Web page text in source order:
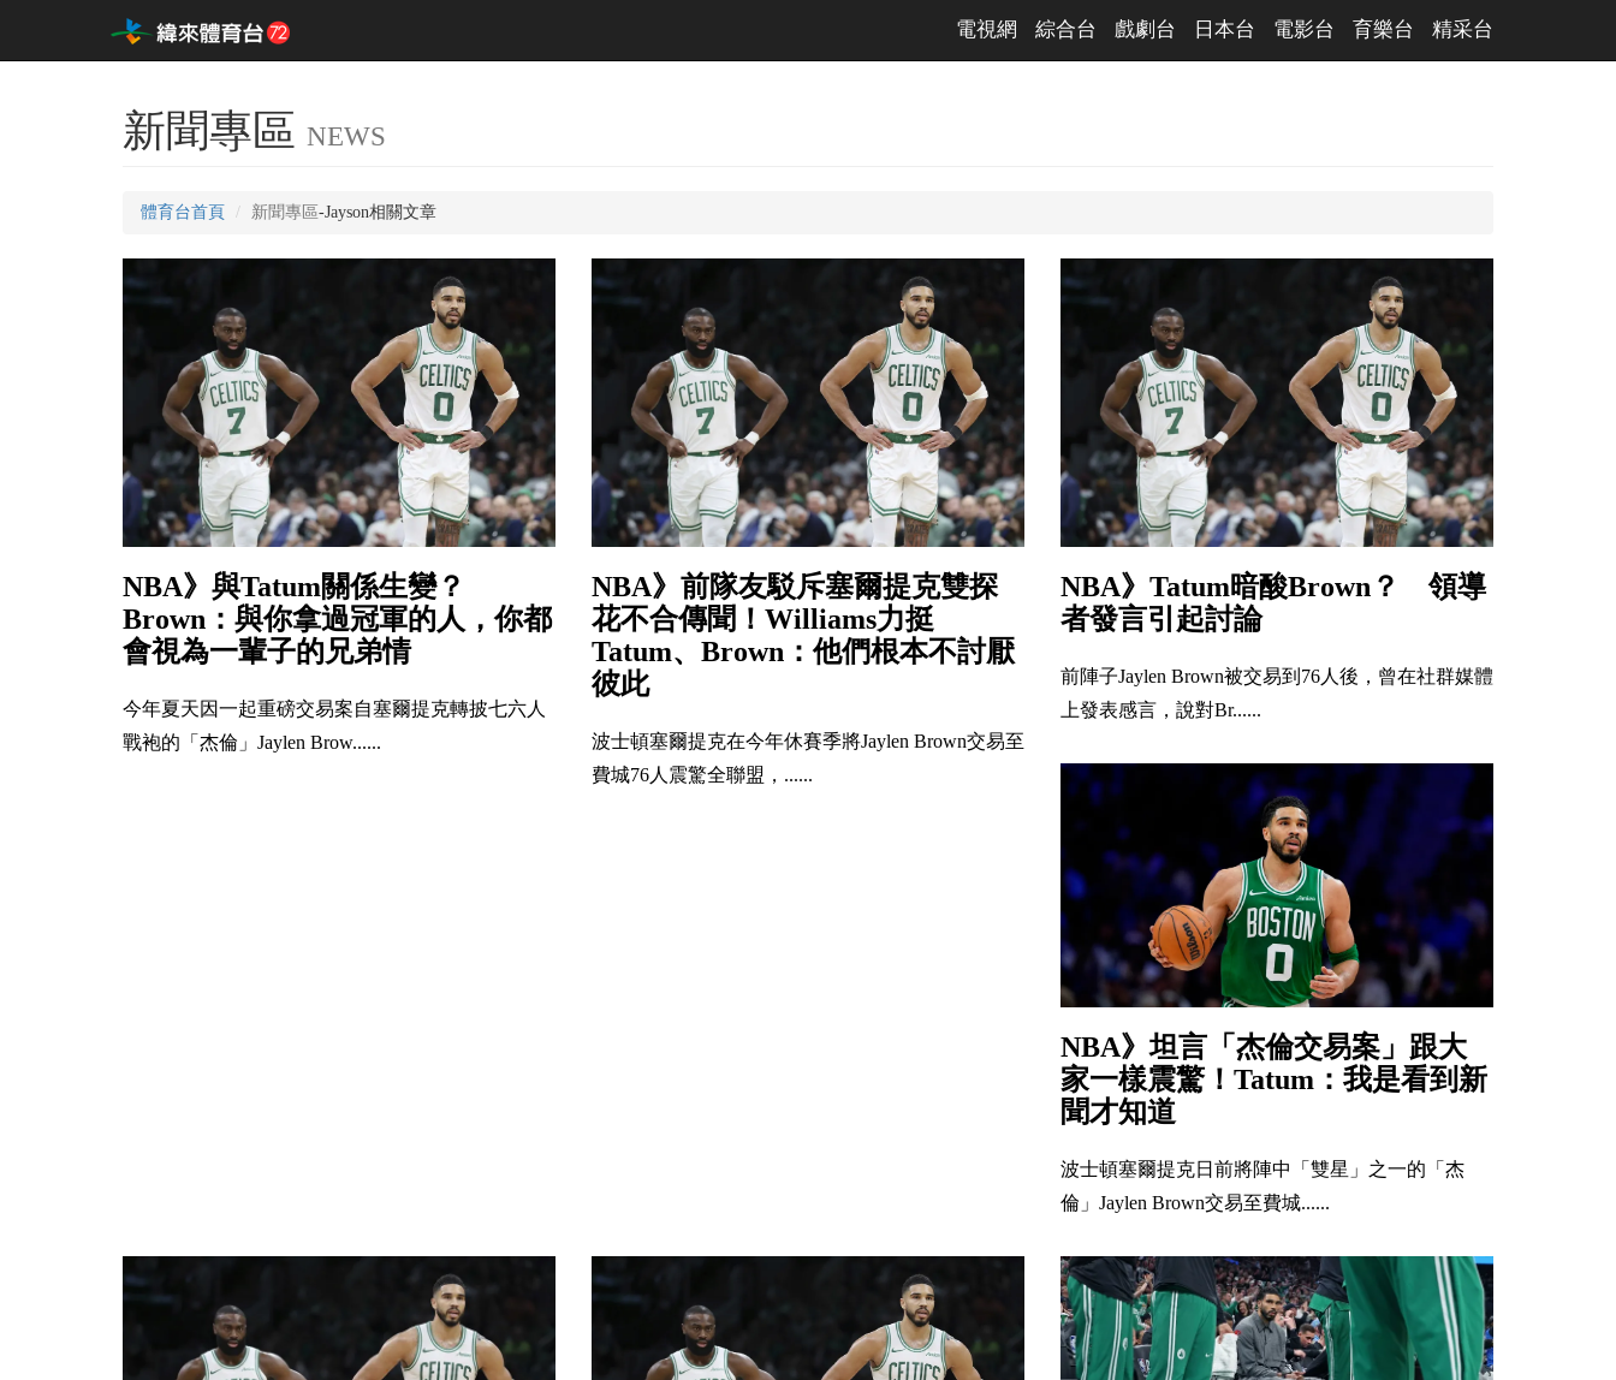
電視網 綜合台 戲劇台 日本台 電影台 育樂台 精采台
新聞專區 NEWS
體育台首頁 新聞專區-Jayson相關文章
NBA》與Tatum關係生變？
Brown：與你拿過冠軍的人，你都
會視為一輩子的兄弟情
今年夏天因一起重磅交易案自塞爾提克轉披七六人
戰袍的「杰倫」Jaylen Brow......
NBA》前隊友駁斥塞爾提克雙探
花不合傳聞！Williams力挺
Tatum、Brown：他們根本不討厭
彼此
波士頓塞爾提克在今年休賽季將Jaylen Brown交易至
費城76人震驚全聯盟，......
NBA》Tatum暗酸Brown？ 領導
者發言引起討論
前陣子Jaylen Brown被交易到76人後，曾在社群媒體
上發表感言，說對Br......
NBA》坦言「杰倫交易案」跟大
家一樣震驚！Tatum：我是看到新
聞才知道
波士頓塞爾提克日前將陣中「雙星」之一的「杰
倫」Jaylen Brown交易至費城......